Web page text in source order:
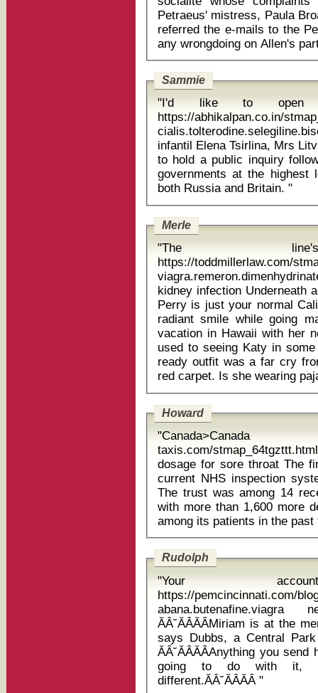
Petraeus' mistress, Paula
referred the e-mails to the
Sammie
"I'd like to open
https://abhikalpan.co.in/
infantil Elena Tsirlina, Mrs Litvinenko's solicitor, said the decision not
to hold a public inquiry
governments at the highest
both Russia and Britain. "
Merle
"The
https://toddmillerlaw.com/
kidney infection Underneath all that stage makeup, it turns out Katy
Perry is just your normal
radiant smile while going
vacation in Hawaii with her
used to seeing Katy in
ready outfit was a far cry
Howard
taxis.com/
dosage for sore throat The findings also highlight the failure of the
current NHS inspection
The trust was among 14
with more than 1,600 more
Rudolph
"Your
https://pemcincinnati.com/
abana.butenafine.viagra
ĂÂ˘ĂÂĂÂMiriam is at the
says Dubbs, a Central
ĂÂ˘ĂÂĂÂAnything you
going to do with it,
different.ĂÂ˘ĂÂĂÂ "